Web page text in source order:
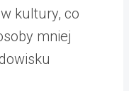
kultury, co
mniej